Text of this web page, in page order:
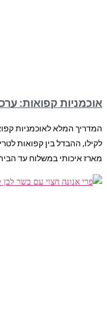
אוכמניות קפואות:
המדריך המלא לאוכמניות
לקילו, ההבדל בין קפואות
מארז איכותי במשלוח עד